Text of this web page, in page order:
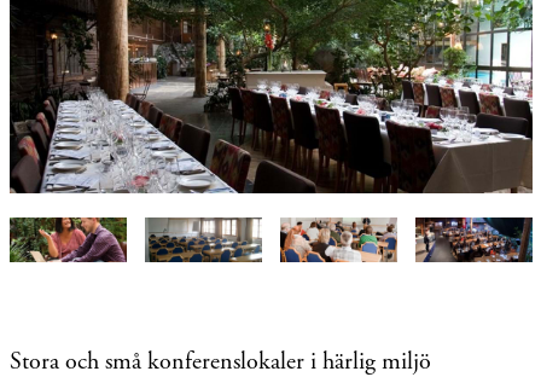
Stora och små konferenslokaler i härlig miljö